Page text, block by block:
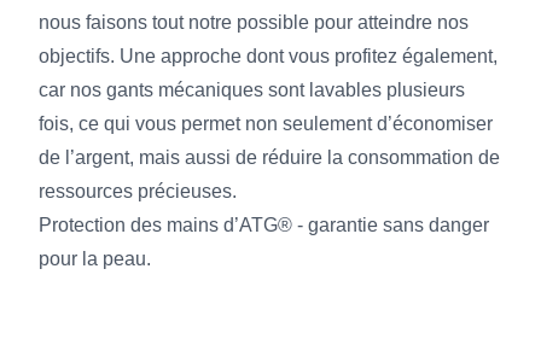
nous faisons tout notre possible pour atteindre nos
objectifs. Une approche dont vous profitez également,
car nos gants mécaniques sont lavables plusieurs
fois, ce qui vous permet non seulement d’économiser
de l’argent, mais aussi de réduire la consommation de
ressources précieuses.
Protection des mains d’ATG® - garantie sans danger
pour la peau.